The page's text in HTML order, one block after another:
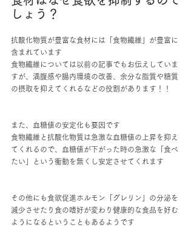
しょう？
抗酸化物質が豊富な食材には「食物繊維」が豊富に
含まれています
食物繊維については以前の記事でもお伝えしていま
すが、満腹感や腸内環境の改善、余分な脂質や糖質
の摂取を抑えてくれるなどの役割があります！！
また、血糖値の安定化も要因です
食物繊維と抗酸化物質は急激な血糖値の上昇を抑え
てくれるので、血糖値が下がった時の急激な「食べ
たい」という衝動を無くし安定させてくれます
その他にも食欲促進ホルモン「グレリン」の分泌を
減少させたり食の嗜好が変わり健康的な食品を好む
ようになるということもあるようです